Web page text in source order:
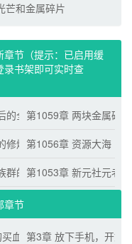
芒和金属碎片
章节（提示：已启用缓
录书架即可实时查
的全新金属碎片
第1059章 两块金属碎
炼 第1056章 资源大海
群的大进攻
第1053章 新元社元老
章节
血肉第3章 放下手机，开始